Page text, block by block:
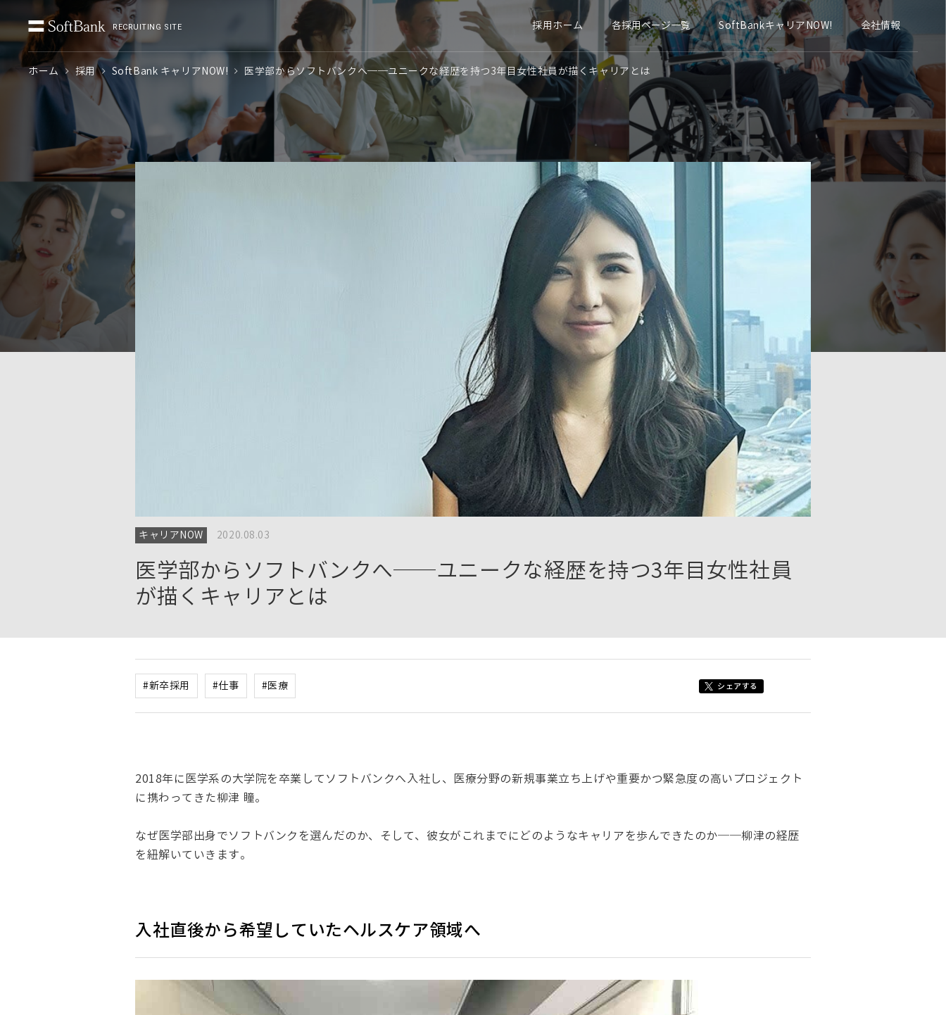
RECRUITING SITE 採用ホーム 各採用ページ一覧 SoftBankキャリアNOW! 会社情報
ホーム 採用 SoftBank キャリアNOW! 医学部からソフトバンクへ──ユニークな経歴を持つ3年目女性社員が描くキャリアとは
キャリアNOW 2020.08.03
医学部からソフトバンクへ──ユニークな経歴を持つ3年目女性社員
が描くキャリアとは
#新卒採用 #仕事 #医療 シェアする
2018年に医学系の大学院を卒業してソフトバンクへ入社し、医療分野の新規事業立ち上げや重要かつ緊急度の高いプロジェクト
に携わってきた柳津 瞳。
なぜ医学部出身でソフトバンクを選んだのか、そして、彼女がこれまでにどのようなキャリアを歩んできたのか──柳津の経歴
を紐解いていきます。
入社直後から希望していたヘルスケア領域へ